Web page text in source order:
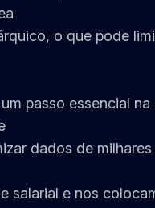
o que pode
passo essencial
dados de
salarial e nos